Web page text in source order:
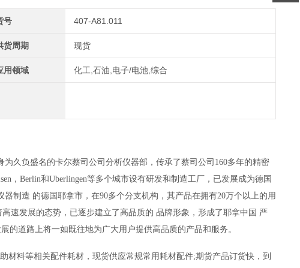
号 407-A81.011
货周期 现货
用领域 化工,石油,电子/电池,综合
久负盛名的卡尔蔡司公司分析仪器部，传承了蔡司公司160多年的精密
，Berlin和Uberlingen等多个城市设有研发和制造工厂，已发展成为德国
制造 的德国耶拿市，在90多个分支机构，其产品在拥有20万个以上的用
速发展的态势，已逐步建立了高品质的 品牌形象，形成了耶拿中国 严
的道路上将一如既往地为广大用户提供高品质的产品和服务。
材料等相关配件耗材，现货供应常规常用耗材配件;期货产品订货快，到